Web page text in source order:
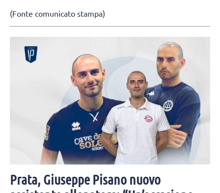
(Fonte comunicato stampa)
Prata, Giuseppe Pisano nuovo